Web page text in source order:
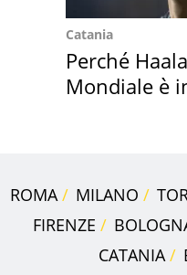
Catania
Perché
Mondiale è
ROMA MILANO
FIRENZE
CATANIA